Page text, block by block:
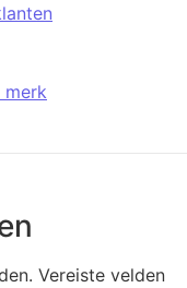
merk
Vereiste velden